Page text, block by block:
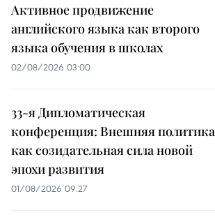
Активное продвижение
английского языка как второго
языка обучения в школах
02/08/2026 03:00
33-я Дипломатическая
конференция: Внешняя политика
как созидательная сила новой
эпохи развития
01/08/2026 09:27